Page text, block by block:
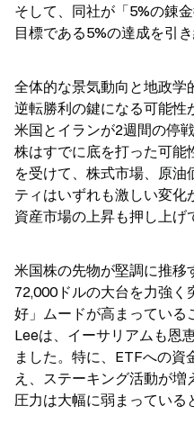
そして、同社が「5%の錬
目標である5%の達成を引
全体的な景気動向と地政学
逆転勝利の鍵になる可能性
米国とイランが2週間の停
株はすでに底を打った可能
を受けて、株式市場、原油
ティはいずれも激しい変
資産市場の上昇も押し上げ
米国株の先物が堅調に推移
72,000ドルの大台を力強
好」ムードが高まっている
Leeは、イーサリアムも恩
ました。特に、ETFへの資
え、ステーキング活動が増
圧力は大幅に弱まっている